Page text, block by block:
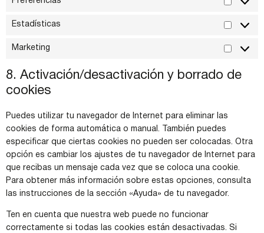
Estadísticas
Marketing
8. Activación/desactivación y borrado de
cookies
Puedes utilizar tu navegador de Internet para eliminar las
cookies de forma automática o manual. También puedes
especificar que ciertas cookies no pueden ser colocadas. Otra
opción es cambiar los ajustes de tu navegador de Internet para
que recibas un mensaje cada vez que se coloca una cookie.
Para obtener más información sobre estas opciones, consulta
las instrucciones de la sección «Ayuda» de tu navegador.
Ten en cuenta que nuestra web puede no funcionar
correctamente si todas las cookies están desactivadas. Si